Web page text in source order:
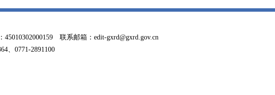
联系邮箱：edit-gxrd@gxrd.gov.cn
、0771-2891100